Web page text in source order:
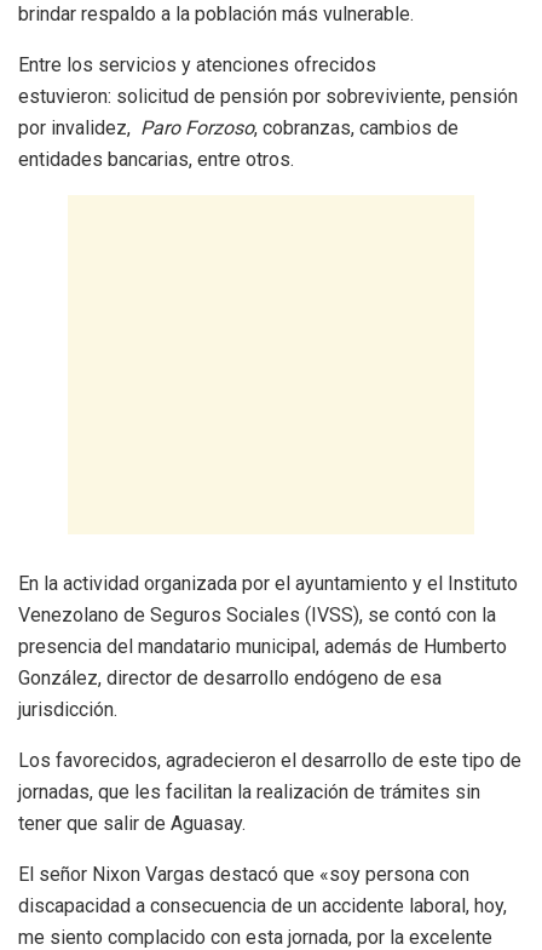
brindar respaldo a la población más vulnerable.
Entre los servicios y atenciones ofrecidos
estuvieron: solicitud de pensión por sobreviviente, pensión
por invalidez, Paro Forzoso, cobranzas, cambios de
entidades bancarias, entre otros.
En la actividad organizada por el ayuntamiento y el Instituto
Venezolano de Seguros Sociales (IVSS), se contó con la
presencia del mandatario municipal, además de Humberto
González, director de desarrollo endógeno de esa
jurisdicción.
Los favorecidos, agradecieron el desarrollo de este tipo de
jornadas, que les facilitan la realización de trámites sin
tener que salir de Aguasay.
El señor Nixon Vargas destacó que «soy persona con
discapacidad a consecuencia de un accidente laboral, hoy,
me siento complacido con esta jornada, por la excelente